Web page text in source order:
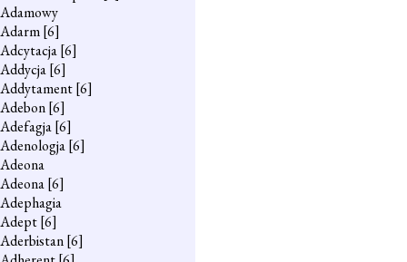
Adamowy
Adarm[6]
Adcytacja[6]
Addycja[6]
Addytament[6]
Adebon[6]
Adefagja[6]
Adenologja[6]
Adeona
Adeona[6]
Adephagia
Adept[6]
Aderbistan[6]